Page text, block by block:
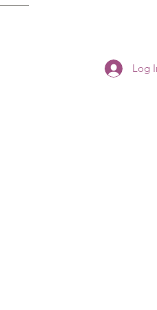
Log